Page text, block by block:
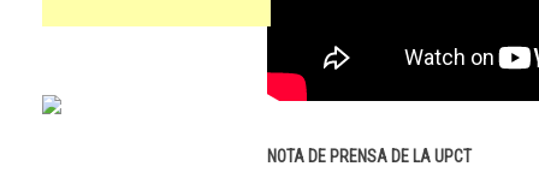
NOTA DE PRENSA DE LA UPCT